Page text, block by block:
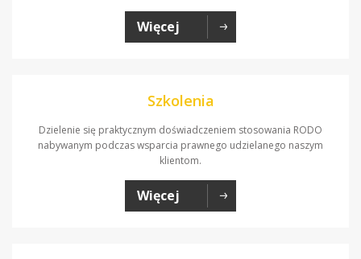
Więcej
Szkolenia
Dzielenie się praktycznym doświadczeniem stosowania RODO
nabywanym podczas wsparcia prawnego udzielanego naszym
klientom.
Więcej